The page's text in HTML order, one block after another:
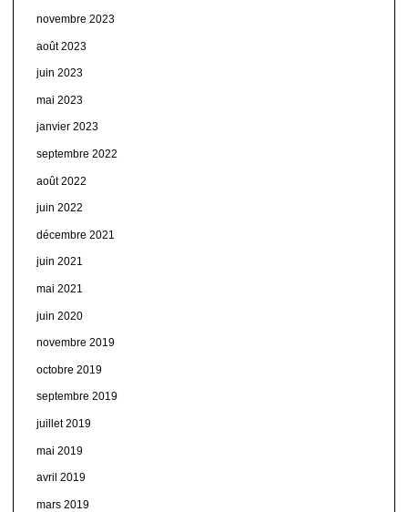
novembre 2023
août 2023
juin 2023
mai 2023
janvier 2023
septembre 2022
août 2022
juin 2022
décembre 2021
juin 2021
mai 2021
juin 2020
novembre 2019
octobre 2019
septembre 2019
juillet 2019
mai 2019
avril 2019
mars 2019